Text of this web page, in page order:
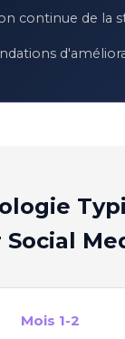
continue de la
Social
Mois 1-2